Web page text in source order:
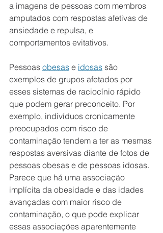
a imagens de pessoas com membros
amputados com respostas afetivas de
ansiedade e repulsa, e
comportamentos evitativos.
Pessoas obesas e idosas são
exemplos de grupos afetados por
esses sistemas de raciocínio rápido
que podem gerar preconceito. Por
exemplo, indivíduos cronicamente
preocupados com risco de
contaminação tendem a ter as mesmas
respostas aversivas diante de fotos de
pessoas obesas e de pessoas idosas.
Parece que há uma associação
implícita da obesidade e das idades
avançadas com maior risco de
contaminação, o que pode explicar
essas associações aparentemente